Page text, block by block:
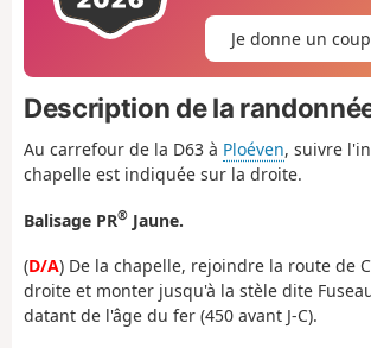
Je donne un
Description de la
Au carrefour de la D63 à Ploéven, suivre
chapelle est indiquée sur la droite.
Balisage PR® Jaune.
(D/A) De la chapelle, rejoindre la route de
droite et monter jusqu'à la stèle dite
datant de l'âge du fer (450 avant J-C).